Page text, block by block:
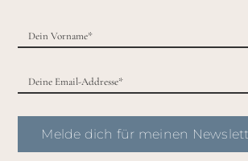
Melde dich für meinen